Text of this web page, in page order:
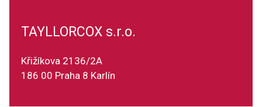
TAYLLORCOX s.r.o.
Křižíkova 2136/2A
186 00 Praha 8 Karlín